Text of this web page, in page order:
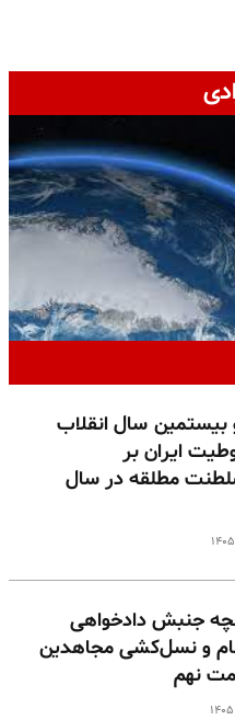
سال انقلاب
ایران بر
مطلقه در سال
جنبش دادخواهی
و نسل‌کشی مجاهدین
نهم